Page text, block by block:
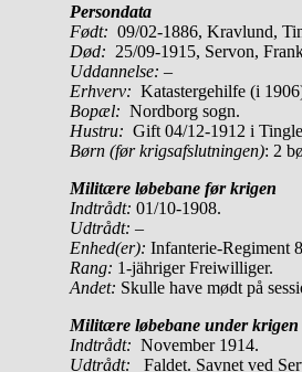
Persondata
Født: 09/02-1886, Kravlund,
Død: 25/09-1915, Servon,
Uddannelse: –
Erhverv: Katastergehilfe (i
Bopæl: Nordborg sogn.
Hustru: Gift 04/12-1912 i
Børn (før krigsafslutningen): 2
Militære løbebane før krigen
Indtrådt: 01/10-1908.
Udtrådt: –
Enhed(er): Infanterie-Regiment
Rang: 1-jähriger Freiwilliger.
Andet: Skulle have mødt på
Militære løbebane under krigen
Indtrådt: November 1914.
Udtrådt: Faldet. Savnet ved